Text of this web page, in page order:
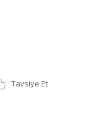
Tavsiye Et